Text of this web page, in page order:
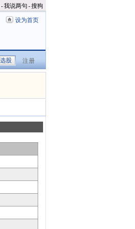
-我说两句 -搜狗
设为首页
注册